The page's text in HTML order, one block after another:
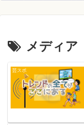
メディア
芸スポ